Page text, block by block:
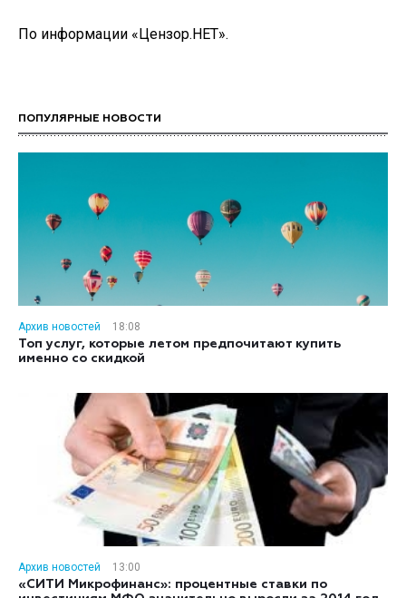
По информации «Цензор.НЕТ».
ПОПУЛЯРНЫЕ НОВОСТИ
Архив новостей
18:08
Топ услуг, которые летом предпочитают купить
именно со скидкой
Архив новостей
13:00
«СИТИ Микрофинанс»: процентные ставки по